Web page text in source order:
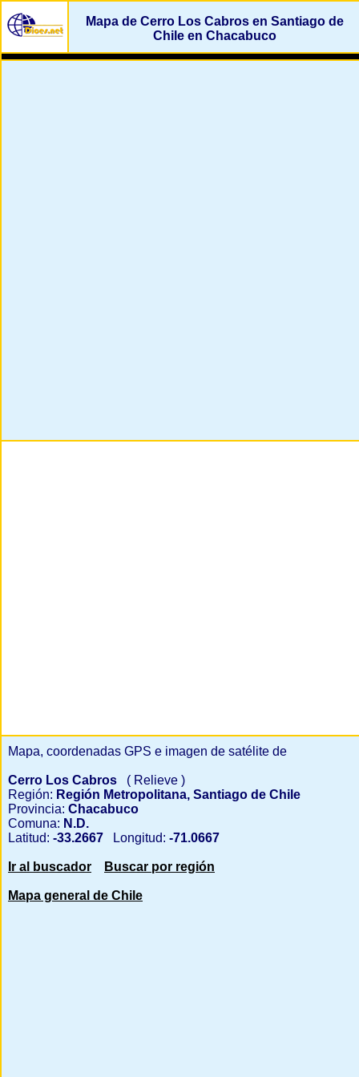
Mapa de Cerro Los Cabros en Santiago de
Chile en Chacabuco
Mapa, coordenadas GPS e imagen de satélite de
Cerro Los Cabros
( Relieve )
Región: Región Metropolitana, Santiago de Chile
Provincia: Chacabuco
Comuna: N.D.
Latitud: -33.2667 Longitud: -71.0667
Ir al buscador Buscar por región
Mapa general de Chile